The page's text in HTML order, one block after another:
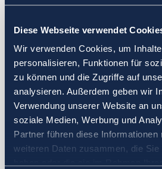
Diese Webseite verwendet
Wir verwenden Cookies, um
personalisieren, Funktionen für
zu können und die Zugriffe auf
analysieren. Außerdem geben wir
Verwendung unserer Website an
soziale Medien, Werbung und
Partner führen diese
weiteren Daten zusammen, die Sie